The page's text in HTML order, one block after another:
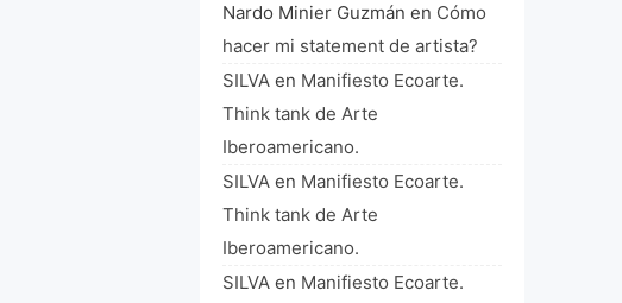
Nardo Minier Guzmán en Cómo
hacer mi statement de artista?
SILVA en Manifiesto Ecoarte.
Think tank de Arte
Iberoamericano.
SILVA en Manifiesto Ecoarte.
Think tank de Arte
Iberoamericano.
SILVA en Manifiesto Ecoarte.